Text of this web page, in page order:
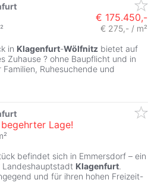
€ 175.450,-
€ 275,- / m²
in Klagenfurt-Wölfnitz bietet auf
Zuhause ? ohne Baupflicht und in
Ruhesuchende und
Lage!
befindet sich in Emmersdorf – ein
Klagenfurt.
und für ihren hohen Freizeit-